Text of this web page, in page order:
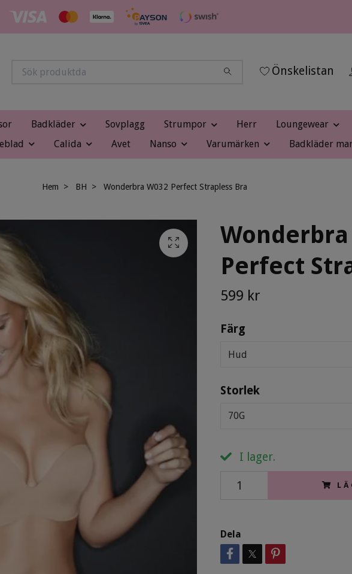
Önskelistan
Badkläder Sovplagg Strumpor Herr Loungewear
Calida Avet Nanso Varumärken Badkläder
Hem BH Wonderbra W032 Perfect Strapless Bra
Wonderbra
Perfect
599 kr
Färg
Hud
Storlek
70G
I lager.
Dela